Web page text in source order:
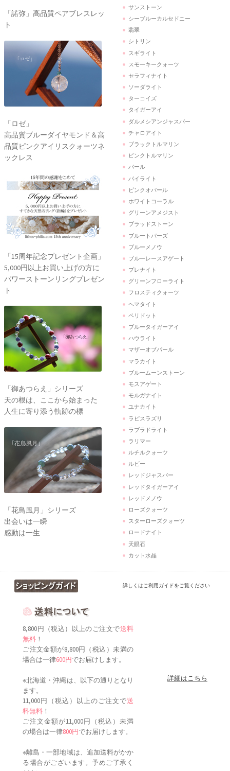
「諾弥」高品質ペアブレスレッ
ト
「ロゼ」
高品質ブルーダイヤモンド＆高
品質ピンクアイリスクォーツネ
ックレス
「15周年記念プレゼント企画」
5,000円以上お買い上げの方に
パワーストーンリングプレゼン
ト
「御あつらえ」シリーズ
天の根は、ここから始まった
人生に寄り添う軌跡の標
「花鳥風月」シリーズ
出会いは一瞬
感動は一生
サンストーン
シーブルーカルセドニー
翡翠
シトリン
スギライト
スモーキークォーツ
セラフィナイト
ソーダライト
ターコイズ
タイガーアイ
ダルメシアンジャスパー
チャロアイト
ブラックトルマリン
ピンクトルマリン
パール
パイライト
ピンクオパール
ホワイトコーラル
グリーンアメジスト
ブラッドストーン
ブルートパーズ
ブルーメノウ
ブルーレースアゲート
プレナイト
グリーンフローライト
フロスティクォーツ
ヘマタイト
ペリドット
ブルータイガーアイ
ハウライト
マザーオブパール
マラカイト
ブルームーンストーン
モスアゲート
モルガナイト
ユナカイト
ラピスラズリ
ラブラドライト
ラリマー
ルチルクォーツ
ルビー
レッドジャスパー
レッドタイガーアイ
レッドメノウ
ローズクォーツ
スターローズクォーツ
ロードナイト
天眼石
カット水晶
詳しくはご利用ガイドをご覧ください
8,800円（税込）以上のご注文で送料
無料 ！
ご注文金額が8,800円（税込）未満の
場合は一律600円でお届けします。
※北海道・沖縄は、以下の通りとなり
ます。
11,000円（税込）以上のご注文で送
料無料 ！
ご注文金額が11,000円（税込）未満
の場合は一律800円でお届けします。
※離島・一部地域は、追加送料がかか
る場合がございます。予めご了承く
詳細はこちら